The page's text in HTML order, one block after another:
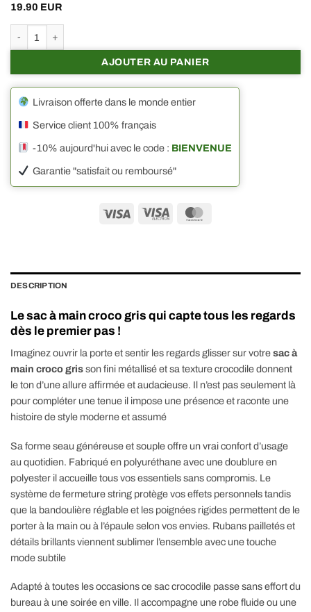
19.90 EUR
AJOUTER AU PANIER
Livraison offerte dans le monde entier
Service client 100% français
-10% aujourd'hui avec le code : BIENVENUE
Garantie "satisfait ou remboursé"
Visa
Visa
DESCRIPTION
Le sac à main croco gris qui capte tous les regards
dès le premier pas !
Imaginez ouvrir la porte et sentir les regards glisser sur votresac à
main croco grisson fini métallisé et sa texture crocodile donnent
le ton d’une allure affirmée et audacieuse. Il n’est pas seulement là
pour compléter une tenue il impose une présence et raconte une
histoire de style moderne et assumé
Sa forme seau généreuse et souple offre un vrai confort d’usage
au quotidien. Fabriqué en polyuréthane avec une doublure en
polyester il accueille tous vos essentiels sans compromis. Le
système de fermeture string protège vos effets personnels tandis
que la bandoulière réglable et les poignées rigides permettent de le
porter à la main ou à l’épaule selon vos envies. Rubans pailletés et
détails brillants viennent sublimer l’ensemble avec une touche
mode subtile
Adapté à toutes les occasions ce sac crocodile passe sans effort du
bureau à une soirée en ville. Il accompagne une robe fluide ou une